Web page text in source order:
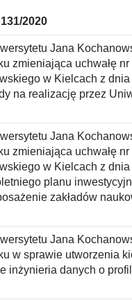
131/2020
Jana
zmieniająca uchwałę nr
w Kielcach z
na realizację przez
Jana
zmieniająca uchwałę nr
w Kielcach z
planu
zakładów
Jana
w sprawie utworzenia
inżynieria danych o